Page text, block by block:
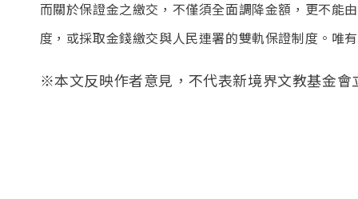
而關於保證金之繳交，不僅須全面調降金額，更不能
度，或採取金錢繳交與人民連署的雙軌保證制度。唯
※本文反映作者意見，不代表新境界文教基金會